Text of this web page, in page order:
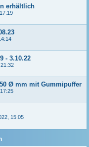
erhältlich
- 3.10.22
Ø mm mit Gummipuffer
15:05